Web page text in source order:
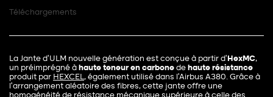
Téléchargements
La Jante d’ULM nouvelle génération est conçue à partir d’ HexMC,
un préimprégné à haute teneur en carbone de haute résistance
produit par HEXCEL, également utilisé dans l’Airbus A380. Grâce à
l’arrangement aléatoire des fibres, cette jante offre une